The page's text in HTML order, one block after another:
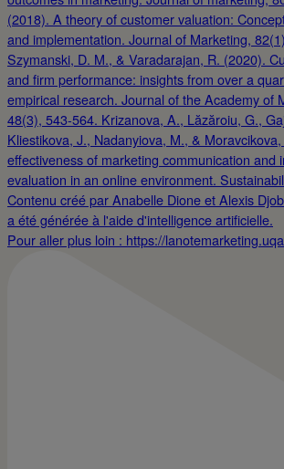
Pour aller plus loin : https://lanotemarketing.uqa